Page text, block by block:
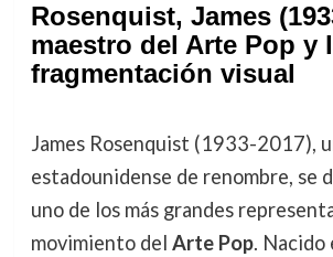
Rosenquist, James
maestro del Arte Pop y
fragmentación visual
James Rosenquist (1933-2017),
estadounidense de renombre, se
uno de los más grandes
movimiento del Arte Pop. Nacido